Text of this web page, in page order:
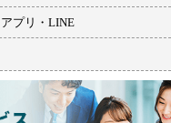
アプリ・LINE